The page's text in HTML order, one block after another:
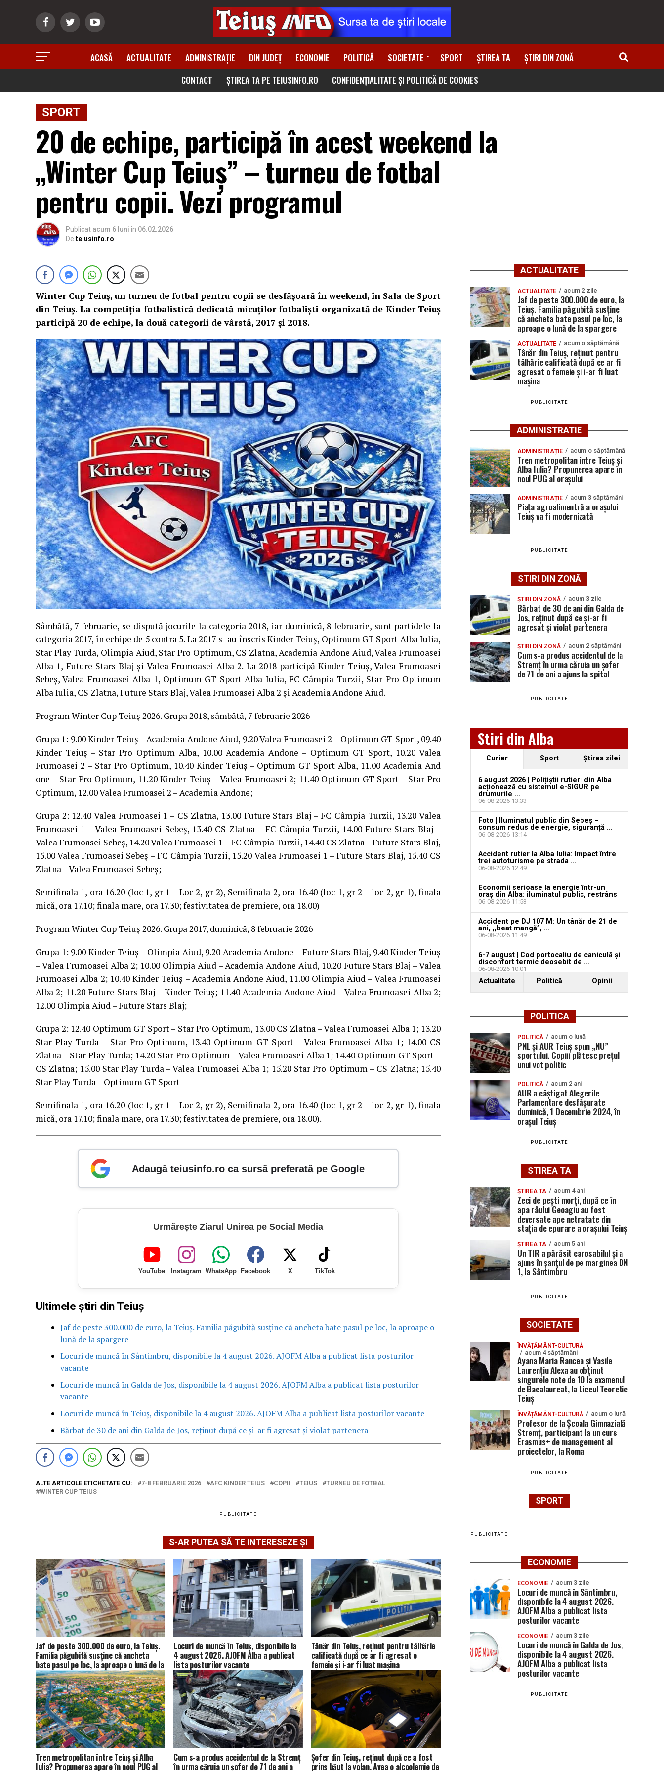
ACASĂ ACTUALITATE ADMINISTRAȚIE DIN JUDEȚ ECONOMIE POLITICĂ SOCIETATE SPORT ȘTIREA TA
ȘTIRI DIN ZONĂ
CONTACT
ȘTIREA TA PE TEIUSINFO.RO CONFIDENȚIALITATE ȘI POLITICĂ DE COOKIES
SPORT
20 de echipe, participă în acest weekend la
„Winter Cup Teiuș” – turneu de fotbal
pentru copii. Vezi programul
Publicat acum 6 luni în 06.02.2026
De teiusinfo.ro
Winter Cup Teiuș, un turneu de fotbal pentru copii se desfășoară în weekend, în Sala de Sport
din Teiuș. La competiția fotbalistică dedicată micuților fotbaliști organizată de Kinder Teiuș
participă 20 de echipe, la două categorii de vârstă, 2017 și 2018.
Sâmbătă, 7 februarie, se dispută jocurile la categoria 2018, iar duminică, 8 februarie, sunt partidele la
categoria 2017, în echipe de 5 contra 5. La 2017 s -au înscris Kinder Teiuș, Optimum GT Sport Alba Iulia,
Star Play Turda, Olimpia Aiud, Star Pro Optimum, CS Zlatna, Academia Andone Aiud, Valea Frumoasei
Alba 1, Future Stars Blaj și Valea Frumoasei Alba 2. La 2018 participă Kinder Teiuș, Valea Frumoasei
Sebeș, Valea Frumoasei Alba 1, Optimum GT Sport Alba Iulia, FC Câmpia Turzii, Star Pro Optimum
Alba Iulia, CS Zlatna, Future Stars Blaj, Valea Frumoasei Alba 2 și Academia Andone Aiud.
Program Winter Cup Teiuș 2026. Grupa 2018, sâmbătă, 7 februarie 2026
Grupa 1: 9.00 Kinder Teiuș – Academia Andone Aiud, 9.20 Valea Frumoasei 2 – Optimum GT Sport, 09.40
Kinder Teiuș – Star Pro Optimum Alba, 10.00 Academia Andone – Optimum GT Sport, 10.20 Valea
Frumoasei 2 – Star Pro Optimum, 10.40 Kinder Teiuș – Optimum GT Sport Alba, 11.00 Academia And
one – Star Pro Optimum, 11.20 Kinder Teiuș – Valea Frumoasei 2; 11.40 Optimum GT Sport – Star Pro
Optimum, 12.00 Valea Frumoasei 2 – Academia Andone;
Grupa 2: 12.40 Valea Frumoasei 1 – CS Zlatna, 13.00 Future Stars Blaj – FC Câmpia Turzii, 13.20 Valea
Frumoasei 1 – Valea Frumoasei Sebeș, 13.40 CS Zlatna – FC Câmpia Turzii, 14.00 Future Stars Blaj –
Valea Frumoasei Sebeș, 14.20 Valea Frumoasei 1 – FC Câmpia Turzii, 14.40 CS Zlatna – Future Stars Blaj,
15.00 Valea Frumoasei Sebeș – FC Câmpia Turzii, 15.20 Valea Frumoasei 1 – Future Stars Blaj, 15.40 CS
Zlatna – Valea Frumoasei Sebeș;
Semifinala 1, ora 16.20 (loc 1, gr 1 – Loc 2, gr 2), Semifinala 2, ora 16.40 (loc 1, gr 2 – loc 2, gr 1), finala
mică, ora 17.10; finala mare, ora 17.30; festivitatea de premiere, ora 18.00)
Program Winter Cup Teiuș 2026. Grupa 2017, duminică, 8 februarie 2026
Grupa 1: 9.00 Kinder Teiuș – Olimpia Aiud, 9.20 Academia Andone – Future Stars Blaj, 9.40 Kinder Teiuș
– Valea Frumoasei Alba 2; 10.00 Olimpia Aiud – Academia Andone Aiud, 10.20 Future Stars Blaj – Valea
Frumoasei Alba 2; 10.40 Kinder Teiuș – Academia Andone Aiud, 11.00 Olimpia Aiud – Valea Frumoasei
Alba 2; 11.20 Future Stars Blaj – Kinder Teiuș; 11.40 Academia Andone Aiud – Valea Frumoasei Alba 2;
12.00 Olimpia Aiud – Future Stars Blaj;
Grupa 2: 12.40 Optimum GT Sport – Star Pro Optimum, 13.00 CS Zlatna – Valea Frumoasei Alba 1; 13.20
Star Play Turda – Star Pro Optimum, 13.40 Optimum GT Sport – Valea Frumoasei Alba 1; 14.00 CS
Zlatna – Star Play Turda; 14.20 Star Pro Optimum – Valea Frumoasei Alba 1; 14.40 Optimum GT Sport –
CS Zlatna; 15.00 Star Play Turda – Valea Frumoasei Alba 1; 15.20 Star Pro Optimum – CS Zlatna; 15.40
Star Play Turda – Optimum GT Sport
Semifinala 1, ora 16.20 (loc 1, gr 1 – Loc 2, gr 2), Semifinala 2, ora 16.40 (loc 1, gr 2 – loc 2, gr 1), finala
mică, ora 17.10; finala mare, ora 17.30; festivitatea de premiere, ora 18.00).
Adaugă teiusinfo.ro ca sursă preferată pe Google
Urmărește Ziarul Unirea pe Social Media
YouTube Instagram WhatsApp Facebook X TikTok
Ultimele știri din Teiuș
Jaf de peste 300.000 de euro, la Teiuș. Familia păgubită susține că ancheta bate pasul pe loc, la aproape o
lună de la spargere
Locuri de muncă în Sântimbru, disponibile la 4 august 2026. AJOFM Alba a publicat lista posturilor
vacante
Locuri de muncă în Galda de Jos, disponibile la 4 august 2026. AJOFM Alba a publicat lista posturilor
vacante
Locuri de muncă în Teiuș, disponibile la 4 august 2026. AJOFM Alba a publicat lista posturilor vacante
Bărbat de 30 de ani din Galda de Jos, reținut după ce și-ar fi agresat și violat partenera
ALTE ARTICOLE ETICHETATE CU: 7-8 FEBRUARIE 2026 AFC KINDER TEIUS COPII TEIUS
TURNEU DE FOTBAL
WINTER CUP TEIUS
PUBLICITATE
S-AR PUTEA SĂ TE INTERESEZE ȘI
Jaf de peste 300.000 de euro, la Teiuș.
Familia păgubită susține că ancheta
bate pasul pe loc, la aproape o lună de la
spargere
Locuri de muncă în Teiuș, disponibile la
4 august 2026. AJOFM Alba a publicat
lista posturilor vacante
Tânăr din Teiuș, reținut pentru tâlhărie
calificată după ce ar fi agresat o
femeie și i-ar fi luat mașina
Tren metropolitan între Teiuș și Alba
Iulia? Propunerea apare în noul PUG al
Cum s-a produs accidentul de la Stremț
în urma căruia un șofer de 71 de ani a
Șofer din Teiuș, reținut după ce a fost
prins băut la volan. Avea o alcoolemie de
ACTUALITATE
ACTUALITATE acum 2 zile
Jaf de peste 300.000 de euro, la
Teiuș. Familia păgubită susține
că ancheta bate pasul pe loc, la
aproape o lună de la spargere
ACTUALITATE acum o săptămână
Tânăr din Teiuș, reținut pentru
tâlhărie calificată după ce ar fi
agresat o femeie și i-ar fi luat
mașina
PUBLICITATE
ADMINISTRATIE
ADMINISTRAȚIE acum o săptămână
Tren metropolitan între Teiuș și
Alba Iulia? Propunerea apare în
noul PUG al orașului
ADMINISTRAȚIE acum 3 săptămâni
Piața agroalimentră a orașului
Teiuș va fi modernizată
PUBLICITATE
STIRI DIN ZONĂ
ȘTIRI DIN ZONĂ acum 3 zile
Bărbat de 30 de ani din Galda de
Jos, reținut după ce și-ar fi
agresat și violat partenera
ȘTIRI DIN ZONĂ acum 2 săptămâni
Cum s-a produs accidentul de la
Stremț în urma căruia un șofer
de 71 de ani a ajuns la spital
PUBLICITATE
Stiri din Alba
Curier Sport Ştirea zilei
6 august 2026 | Polițiștii rutieri din Alba
acționează cu sistemul e-SIGUR pe
drumurile ...
06-08-2026 13:33
Foto | Iluminatul public din Sebeș –
consum redus de energie, siguranță ...
06-08-2026 13:14
Accident rutier la Alba Iulia: Impact între
trei autoturisme pe strada ...
06-08-2026 12:49
Economii serioase la energie într-un
oraș din Alba: iluminatul public, restrâns
06-08-2026 11:53
Accident pe DJ 107 M: Un tânăr de 21 de
ani, ,,beat mangă”, ...
06-08-2026 11:49
6-7 august | Cod portocaliu de caniculă și
disconfort termic deosebit de ...
06-08-2026 10:01
Actualitate Politică Opinii
POLITICA
POLITICĂ acum o lună
PNL și AUR Teiuș spun „NU”
sportului. Copiii plătesc prețul
unui vot politic
POLITICĂ acum 2 ani
AUR a câștigat Alegerile
Parlamentare desfășurate
duminică, 1 Decembrie 2024, în
orașul Teiuș
PUBLICITATE
STIREA TA
ȘTIREA TA acum 4 ani
Zeci de pești morți, după ce în
apa râului Geoagiu au fost
deversate ape netratate din
stația de epurare a orașului Teiuș
ȘTIREA TA acum 5 ani
Un TIR a părăsit carosabilul și a
ajuns în șanțul de pe marginea DN
1, la Sântimbru
PUBLICITATE
SOCIETATE
ÎNVĂȚĂMÂNT-CULTURĂ
acum 4 săptămâni
Ayana Maria Rancea și Vasile
Laurențiu Alexa au obținut
singurele note de 10 la examenul
de Bacalaureat, la Liceul Teoretic
Teiuș
ÎNVĂȚĂMÂNT-CULTURĂ acum o lună
Profesor de la Școala Gimnazială
Stremț, participant la un curs
Erasmus+ de management al
proiectelor, la Roma
PUBLICITATE
SPORT
PUBLICITATE
ECONOMIE
ECONOMIE acum 3 zile
Locuri de muncă în Sântimbru,
disponibile la 4 august 2026.
AJOFM Alba a publicat lista
posturilor vacante
ECONOMIE acum 3 zile
Locuri de muncă în Galda de Jos,
disponibile la 4 august 2026.
AJOFM Alba a publicat lista
posturilor vacante
PUBLICITATE